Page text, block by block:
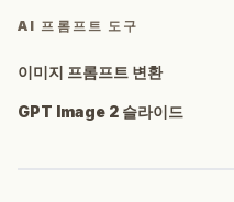
AI 프롬프트 도구
이미지 프롬프트 변환
GPT Image 2 슬라이드